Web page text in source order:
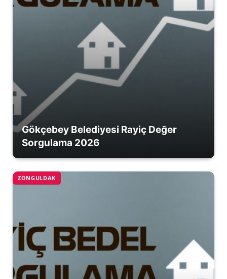
Gökçebey Belediyesi Rayiç Değer
Sorgulama 2026
ZONGULDAK